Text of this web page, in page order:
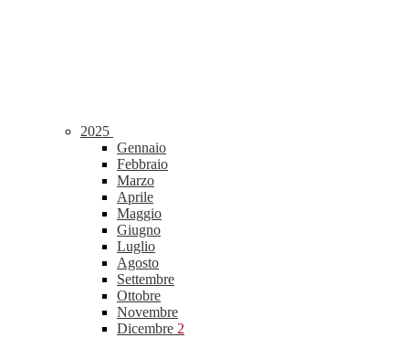
2025
Gennaio
Febbraio
Marzo
Aprile
Maggio
Giugno
Luglio
Agosto
Settembre
Ottobre
Novembre
Dicembre 2